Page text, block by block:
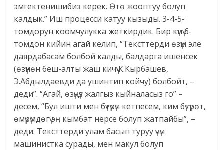
эмгектенишибиз керек. Өтө жооптуу болуп
калдык.” Иш процесси катуу кызыды. 3-4-5-
томдорун коомчулукка жеткирдик. Бир күнү 6-
томдон кийин агай келип, “Тексттерди өзүм эле
даярдабасам болбой калды, балдарга ишенсек
(өзүнөн беш-алты жаш кичүү К.Кырбашев,
Э.Абдылдаевди да ушинтип койчу) болбойт, –
деди”. “Агай, өзүңүз жалгыз кыйналасыз го” –
десем, “Бул ишти мен бүтүрүп кетпесем, ким бүтүрөт,
өмүрүмдөгү эң кымбат нерсе болуп жатпайбы”, –
деди. Тексттерди улам басып туруу үчүн
машинистка сурады, мен макул болуп